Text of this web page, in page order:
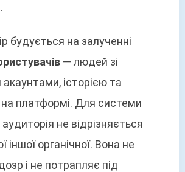
будується на залученні
— людей зі
історією та
платформі. Для системи
не відрізняється
іншої органічної. Вона не
і не потрапляє під